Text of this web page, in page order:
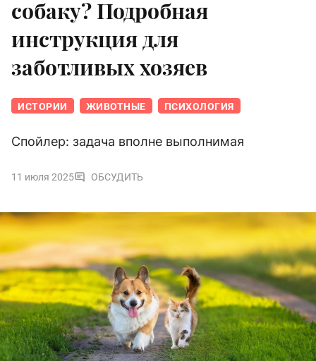
собаку? Подробная
инструкция для
заботливых хозяев
ИСТОРИИ ЖИВОТНЫЕ ПСИХОЛОГИЯ
Спойлер: задача вполне выполнимая
11 июля 2025 ОБСУДИТЬ